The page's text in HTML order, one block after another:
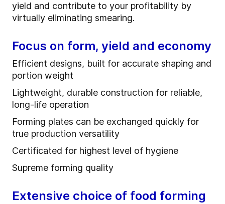
yield and contribute to your profitability by
virtually eliminating smearing.
Focus on form, yield and economy
Efficient designs, built for accurate shaping and
portion weight
Lightweight, durable construction for reliable,
long-life operation
Forming plates can be exchanged quickly for
true production versatility
Certificated for highest level of hygiene
Supreme forming quality
Extensive choice of food forming